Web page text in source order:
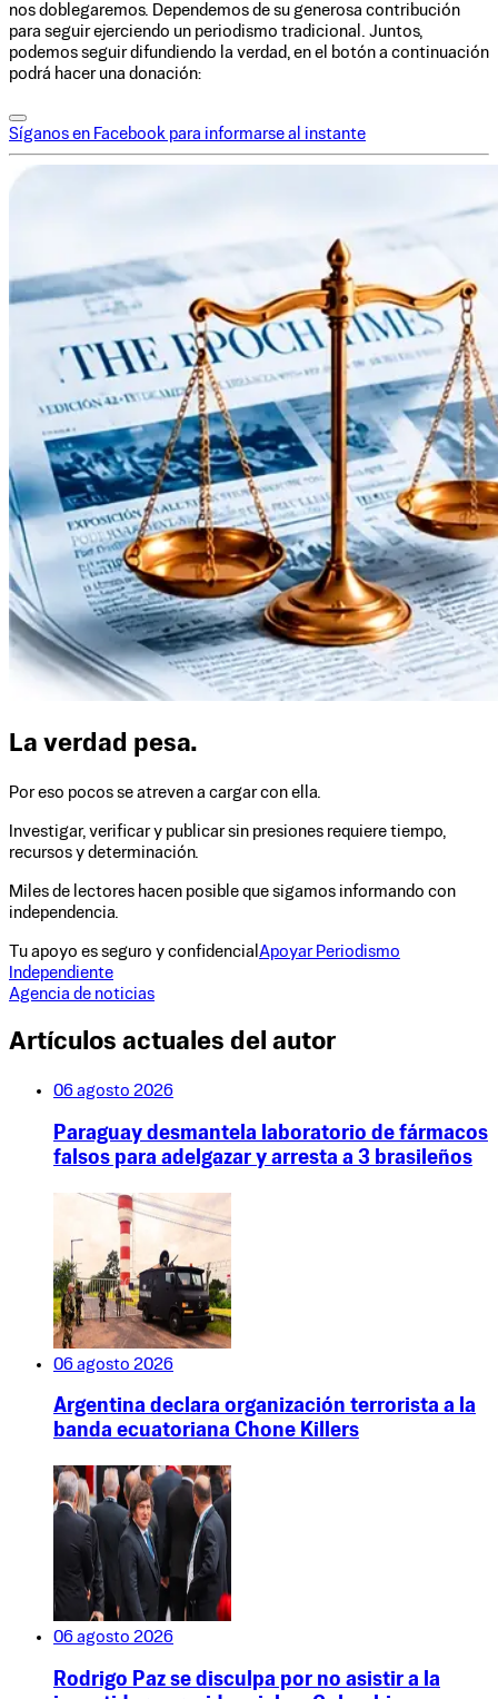
nos doblegaremos. Dependemos de su generosa contribución
para seguir ejerciendo un periodismo tradicional. Juntos,
podemos seguir difundiendo la verdad, en el botón a continuación
podrá hacer una donación:
Síganos en Facebook para informarse al instante
La verdad pesa.
Por eso pocos se atreven a cargar con ella.
Investigar, verificar y publicar sin presiones requiere tiempo,
recursos y determinación.
Miles de lectores hacen posible que sigamos informando con
independencia.
Tu apoyo es seguro y confidencial Apoyar Periodismo
Independiente
Agencia de noticias
Artículos actuales del autor
06 agosto 2026
Paraguay desmantela laboratorio de fármacos
falsos para adelgazar y arresta a 3 brasileños
06 agosto 2026
Argentina declara organización terrorista a la
banda ecuatoriana Chone Killers
06 agosto 2026
Rodrigo Paz se disculpa por no asistir a la